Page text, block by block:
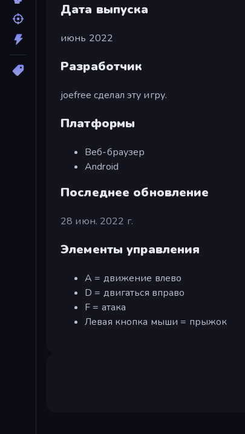
Дата выпуска
июнь 2022
Разработчик
joefree сделал эту игру.
Платформы
Веб-браузер
Android
Последнее обновление
28 июн. 2022 г.
Элементы управления
A = движение влево
D = двигаться вправо
F = атака
Левая кнопка мыши = прыжок